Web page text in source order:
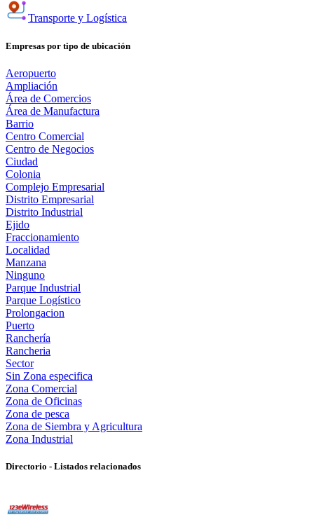
Transporte y Logística
Empresas por tipo de ubicación
Aeropuerto
Ampliación
Área de Comercios
Área de Manufactura
Barrio
Centro Comercial
Centro de Negocios
Ciudad
Colonia
Complejo Empresarial
Distrito Empresarial
Distrito Industrial
Ejido
Fraccionamiento
Localidad
Manzana
Ninguno
Parque Industrial
Parque Logístico
Prolongacion
Puerto
Ranchería
Rancheria
Sector
Sin Zona especifica
Zona Comercial
Zona de Oficinas
Zona de pesca
Zona de Siembra y Agricultura
Zona Industrial
Directorio - Listados relacionados